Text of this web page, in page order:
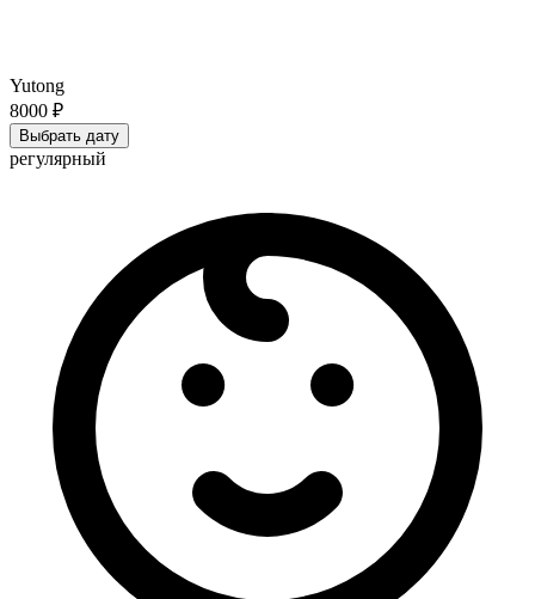
Yutong
8000 ₽
Выбрать дату
регулярный